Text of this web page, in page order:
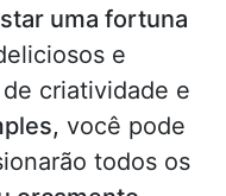
uma fortuna
e
criatividade e
você pode
todos os